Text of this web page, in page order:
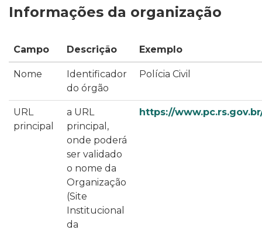
Informações da organização
Campo Descrição Exemplo
Nome
Identificador
do órgão
Polícia Civil
URL
principal
a URL
principal,
onde poderá
ser validado
o nome da
Organização
(Site
Institucional
da
https://